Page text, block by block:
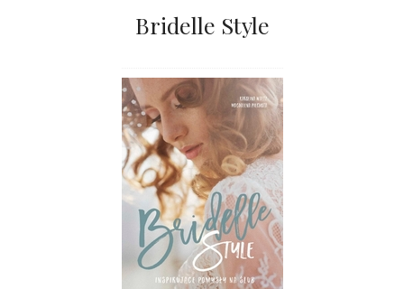
Bridelle Style